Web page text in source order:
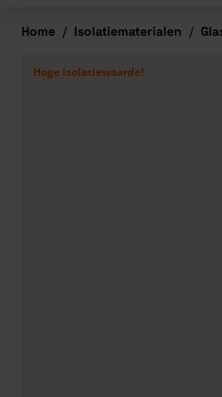
Home / Isolatiematerialen /
Hoge isolatiewaarde!